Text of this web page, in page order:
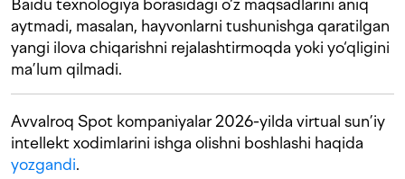
Baidu texnologiya borasidagi o‘z maqsadlarini aniq
aytmadi, masalan, hayvonlarni tushunishga qaratilgan
yangi ilova chiqarishni rejalashtirmoqda yoki yo‘qligini
ma’lum qilmadi.
Avvalroq Spot kompaniyalar 2026-yilda virtual sun’iy
intellekt xodimlarini ishga olishni boshlashi haqida
yozgandi.